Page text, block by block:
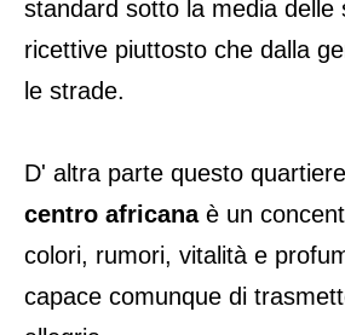
standard sotto la media delle
ricettive piuttosto che dalla
le strade.
D' altra parte questo
centro africanaè un
colori, rumori, vitalità e
capace comunque di